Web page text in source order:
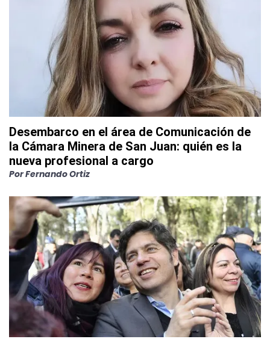
Desembarco en el área de Comunicación de
la Cámara Minera de San Juan: quién es la
nueva profesional a cargo
PorFernando Ortiz